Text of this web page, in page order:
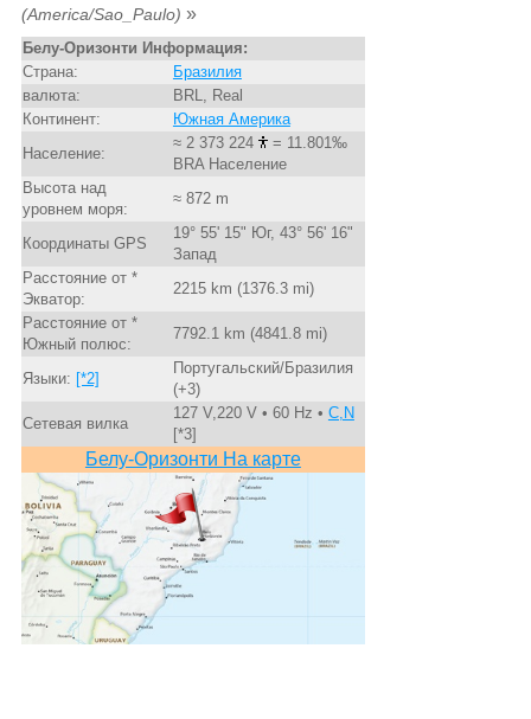
(America/Sao_Paulo) »
Белу-Оризонти Информация:
Страна:
Бразилия
валюта:
BRL, Real
Континент:
Южная Америка
Население:
≈ 2 373 224
= 11.801‰
BRA Население
Высота над
уровнем моря:
≈ 872 m
Координаты GPS
19° 55' 15" Юг, 43° 56' 16"
Запад
Расстояние от *
Экватор:
2215 km (1376.3 mi)
Расстояние от *
Южный полюс:
7792.1 km (4841.8 mi)
Языки: [*2]
Португальский/Бразилия
(+3)
Сетевая вилка
127 V,220 V • 60 Hz • C,N
[*3]
Белу-Оризонти На карте